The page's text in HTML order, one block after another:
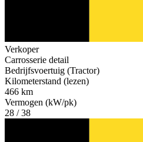
Verkoper
Carrosserie detail
Bedrijfsvoertuig (Tractor)
Kilometerstand (lezen)
466 km
Vermogen (kW/pk)
28 / 38